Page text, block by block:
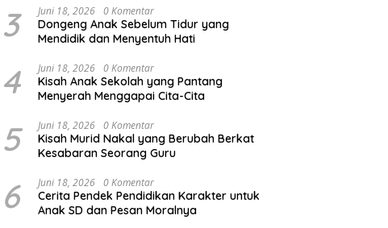
3 Juni 18, 2026 0 Komentar
Dongeng Anak Sebelum Tidur yang
Mendidik dan Menyentuh Hati
4 Juni 18, 2026 0 Komentar
Kisah Anak Sekolah yang Pantang
Menyerah Menggapai Cita-Cita
5 Juni 18, 2026 0 Komentar
Kisah Murid Nakal yang Berubah Berkat
Kesabaran Seorang Guru
6 Juni 18, 2026 0 Komentar
Cerita Pendek Pendidikan Karakter untuk
Anak SD dan Pesan Moralnya